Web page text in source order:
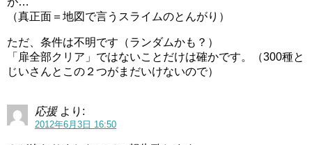
（真正面＝地図で言うスライムのとんがり）
ただ、条件は不明です（ランダムかも？）
「扉全部クリア」ではないことだけは確かです。（300種と
じいさんとこの２つがまだいけないので）
応援 より:
2012年6月3日 16:50